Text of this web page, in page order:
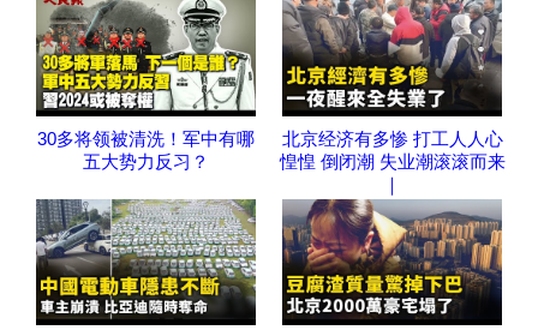
30多将领被清洗！军中有哪
五大势力反习？
北京经济有多惨 打工人人心
惶惶 倒闭潮 失业潮滚滚而来
｜